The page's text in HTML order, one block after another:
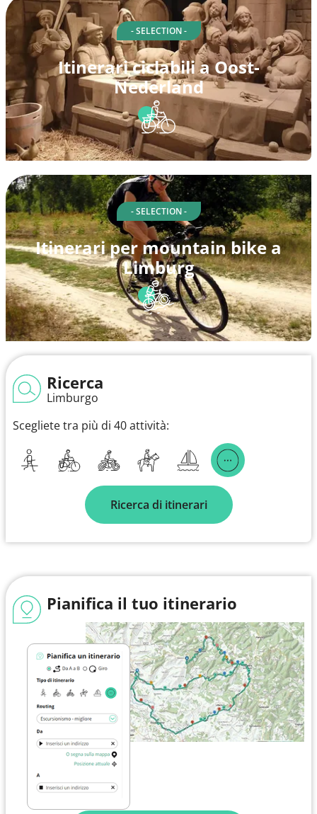
- SELECTION -
Itinerari ciclabili a Oost-
Nederland
- SELECTION -
Itinerari per mountain bike a
Limburg
Ricerca
Limburgo
Scegliete tra più di 40 attività:
Ricerca di itinerari
Pianifica il tuo itinerario